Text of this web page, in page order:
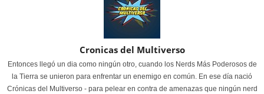
Cronicas del Multiverso
Entonces llegó un dia como ningún otro, cuando los Nerds Más Poderosos de
la Tierra se unieron para enfrentar un enemigo en común. En ese día nació
Crónicas del Multiverso - para pelear en contra de amenazas que ningún nerd